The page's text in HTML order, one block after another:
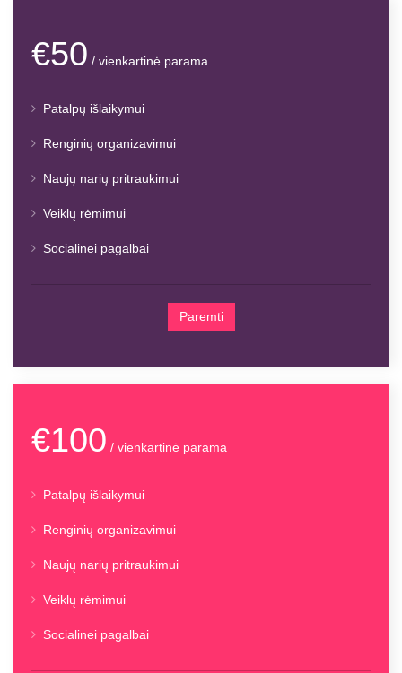
€50 / vienkartinė parama
Patalpų išlaikymui
Renginių organizavimui
Naujų narių pritraukimui
Veiklų rėmimui
Socialinei pagalbai
Paremti
€100 / vienkartinė parama
Patalpų išlaikymui
Renginių organizavimui
Naujų narių pritraukimui
Veiklų rėmimui
Socialinei pagalbai